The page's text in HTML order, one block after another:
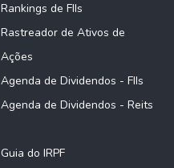
Rankings de FIIs
Rastreador de Ativos de
Ações
Agenda de Dividendos - FIIs
Agenda de Dividendos - Reits
Guia do IRPF